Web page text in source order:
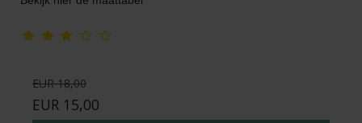
EUR 18,00
EUR 15,00